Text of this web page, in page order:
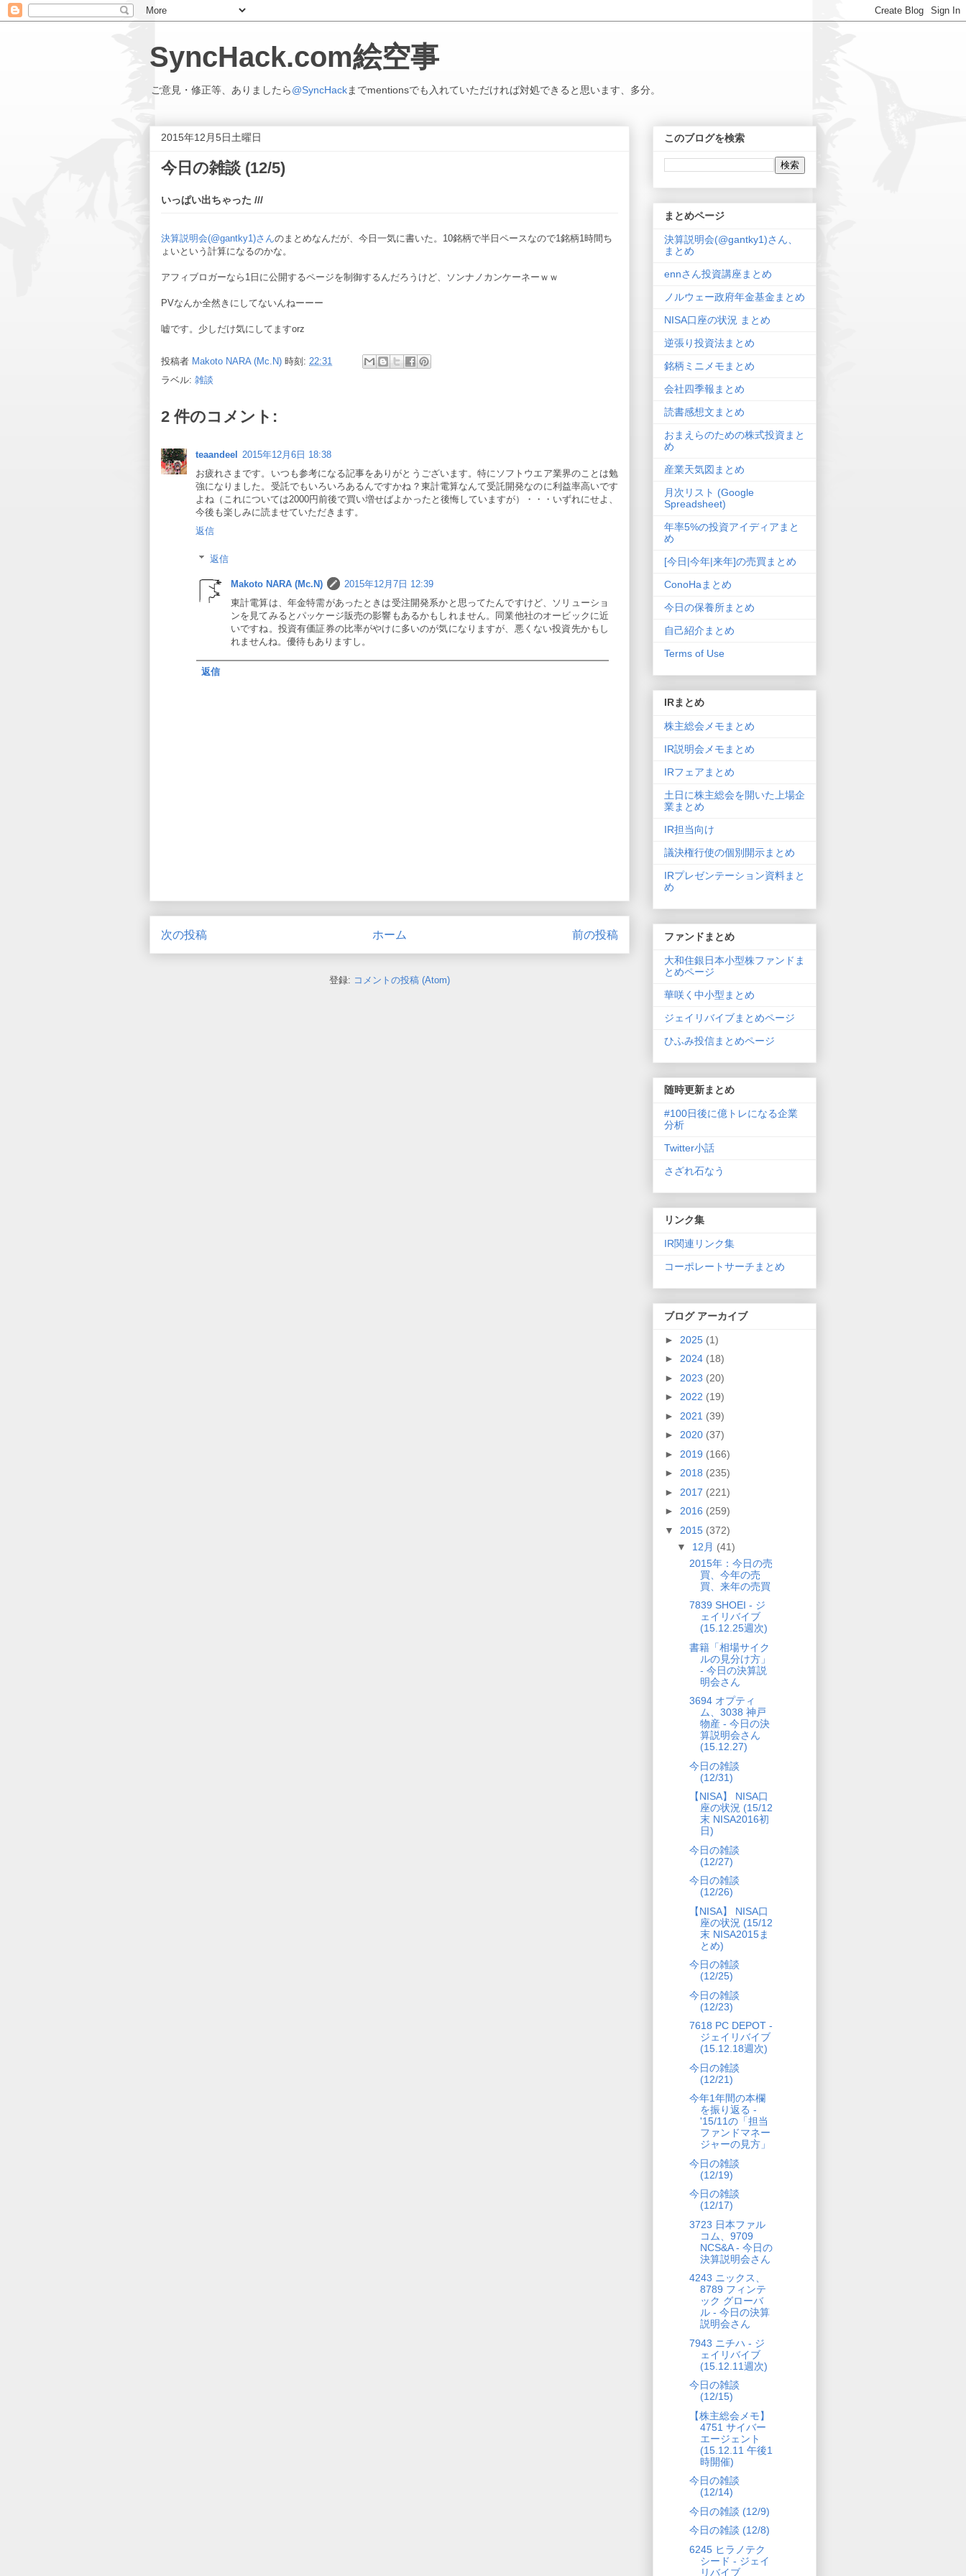
SyncHack.com絵空事
ご意見・修正等、ありましたら@SyncHackまでmentionsでも入れていただければ対処できると思います、多分。
2015年12月5日土曜日
今日の雑談 (12/5)
いっぱい出ちゃった ///
決算説明会(@gantky1)さんのまとめなんだが、今日一気に書いた。10銘柄で半日ペースなので1銘柄1時間ち
ょいという計算になるのかな。
アフィブロガーなら1日に公開するページを制御するんだろうけど、ソンナノカンケーネーｗｗ
PVなんか全然きにしてないんねーーー
嘘です。少しだけ気にしてますorz
投稿者 Makoto NARA (Mc.N) 時刻: 22:31
ラベル: 雑談
2 件のコメント:
teaandeel
2015年12月6日 18:38
お疲れさまです。いつも参考になる記事をありがとうございます。特にソフトウエア業界のことは勉
強になりました。受託でもいろいろあるんですかね？東計電算なんて受託開発なのに利益率高いです
よね（これについては2000円前後で買い増せばよかったと後悔していますが）・・・いずれにせよ、
今後も楽しみに読ませていただきます。
返信
返信
Makoto NARA (Mc.N)
2015年12月7日 12:39
東計電算は、年金特需があったときは受注開発系かと思ってたんですけど、ソリューショ
ンを見てみるとパッケージ販売の影響もあるかもしれません。同業他社のオービックに近
いですね。投資有価証券の比率がやけに多いのが気になりますが、悪くない投資先かもし
れませんね。優待もありますし。
返信
次の投稿 前の投稿
ホーム
登録: コメントの投稿 (Atom)
このブログを検索
まとめページ
決算説明会(@gantky1)さん、
まとめ
ennさん投資講座まとめ
ノルウェー政府年金基金まとめ
NISA口座の状況 まとめ
逆張り投資法まとめ
銘柄ミニメモまとめ
会社四季報まとめ
読書感想文まとめ
おまえらのための株式投資まと
め
産業天気図まとめ
月次リスト (Google
Spreadsheet)
年率5%の投資アイディアまと
め
[今日|今年|来年]の売買まとめ
ConoHaまとめ
今日の保養所まとめ
自己紹介まとめ
Terms of Use
IRまとめ
株主総会メモまとめ
IR説明会メモまとめ
IRフェアまとめ
土日に株主総会を開いた上場企
業まとめ
IR担当向け
議決権行使の個別開示まとめ
IRプレゼンテーション資料まと
め
ファンドまとめ
大和住銀日本小型株ファンドま
とめページ
華咲く中小型まとめ
ジェイリバイブまとめページ
ひふみ投信まとめページ
随時更新まとめ
#100日後に億トレになる企業
分析
Twitter小話
さざれ石なう
リンク集
IR関連リンク集
コーポレートサーチまとめ
ブログ アーカイブ
► 2025 (1)
► 2024 (18)
► 2023 (20)
► 2022 (19)
► 2021 (39)
► 2020 (37)
► 2019 (166)
► 2018 (235)
► 2017 (221)
► 2016 (259)
▼ 2015 (372)
▼ 12月 (41)
2015年：今日の売
買、今年の売
買、来年の売買
7839 SHOEI - ジ
ェイリバイブ
(15.12.25週次)
書籍「相場サイク
ルの見分け方」
- 今日の決算説
明会さん
3694 オプティ
ム、3038 神戸
物産 - 今日の決
算説明会さん
(15.12.27)
今日の雑談
(12/31)
【NISA】 NISA口
座の状況 (15/12
末 NISA2016初
日)
今日の雑談
(12/27)
今日の雑談
(12/26)
【NISA】 NISA口
座の状況 (15/12
末 NISA2015ま
とめ)
今日の雑談
(12/25)
今日の雑談
(12/23)
7618 PC DEPOT -
ジェイリバイブ
(15.12.18週次)
今日の雑談
(12/21)
今年1年間の本欄
を振り返る -
'15/11の「担当
ファンドマネー
ジャーの見方」
今日の雑談
(12/19)
今日の雑談
(12/17)
3723 日本ファル
コム、9709
NCS&A - 今日の
決算説明会さん
4243 ニックス、
8789 フィンテ
ック グローバ
ル - 今日の決算
説明会さん
7943 ニチハ - ジ
ェイリバイブ
(15.12.11週次)
今日の雑談
(12/15)
【株主総会メモ】
4751 サイバー
エージェント
(15.12.11 午後1
時開催)
今日の雑談
(12/14)
今日の雑談 (12/9)
今日の雑談 (12/8)
6245 ヒラノテク
シード - ジェイ
リバイブ